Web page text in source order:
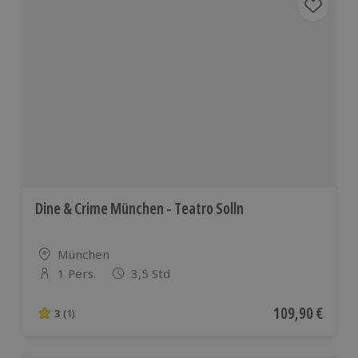
Dine & Crime München - Teatro Solln
Standort
München
Anzahl der Teilnehmer
1 Pers. 3,5 Std
3 von 5 Sternen basierend auf 1 Bewertungen
3 (1) Aktueller Preis
109,90 €